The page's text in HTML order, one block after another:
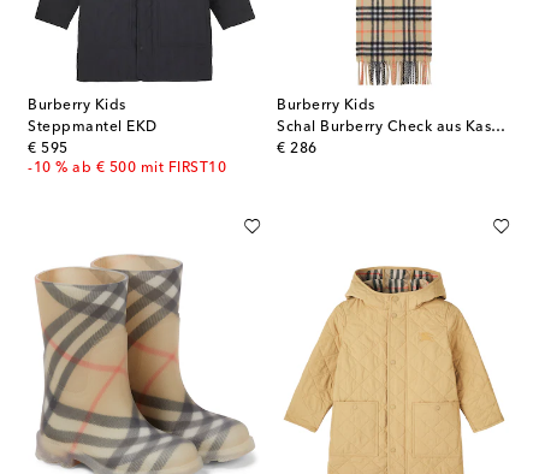
Burberry Kids
Steppmantel EKD
€ 595
original price
-10 % ab € 500 mit FIRST10
Burberry Kids
Schal Burberry Check aus Kaschmir
€ 286
original price